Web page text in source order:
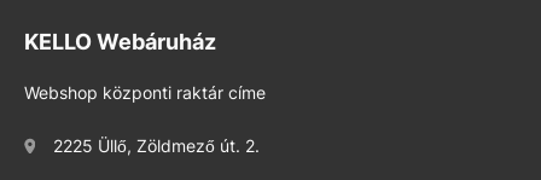
KELLO Webáruház
Webshop központi raktár címe
2225 Üllő, Zöldmező út. 2.